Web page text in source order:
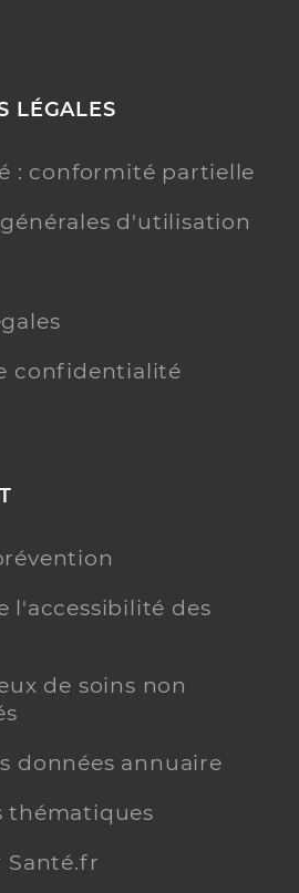
LÉGALES
: conformité partielle
d'utilisation
confidentialité
l'accessibilité des
de soins non
données annuaire
thématiques
Santé.fr